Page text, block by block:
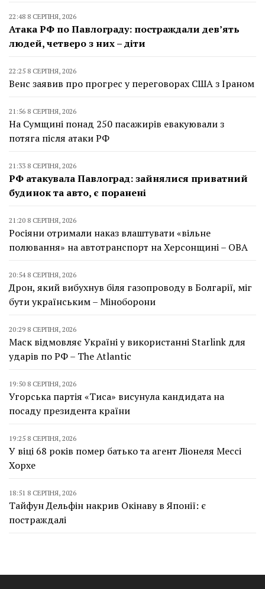
22:48 8 СЕРПНЯ, 2026
Атака РФ по Павлограду: постраждали дев’ять
людей, четверо з них – діти
22:25 8 СЕРПНЯ, 2026
Венс заявив про прогрес у переговорах США з Іраном
21:56 8 СЕРПНЯ, 2026
На Сумщині понад 250 пасажирів евакуювали з
потяга після атаки РФ
21:33 8 СЕРПНЯ, 2026
РФ атакувала Павлоград: зайнялися приватний
будинок та авто, є поранені
21:20 8 СЕРПНЯ, 2026
Росіяни отримали наказ влаштувати «вільне
полювання» на автотранспорт на Херсонщині – ОВА
20:54 8 СЕРПНЯ, 2026
Дрон, який вибухнув біля газопроводу в Болгарії, міг
бути українським – Міноборони
20:29 8 СЕРПНЯ, 2026
Маск відмовляє Україні у використанні Starlink для
ударів по РФ – The Atlantic
19:50 8 СЕРПНЯ, 2026
Угорська партія «Тиса» висунула кандидата на
посаду президента країни
19:25 8 СЕРПНЯ, 2026
У віці 68 років помер батько та агент Ліонеля Мессі
Хорхе
18:51 8 СЕРПНЯ, 2026
Тайфун Дельфін накрив Окінаву в Японії: є
постраждалі